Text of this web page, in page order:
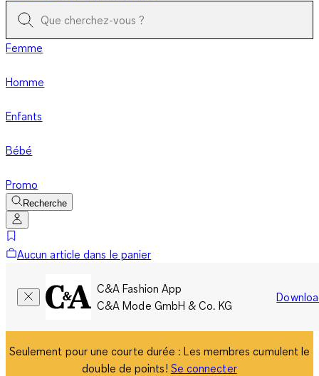
Femme
Homme
Enfants
Bébé
Promo
Recherche
Aucun article dans le panier
C&A Fashion App
C&A Mode GmbH & Co. KG
Seulement pour une courte durée : Les membres cumulent le
double de points! Se connecter